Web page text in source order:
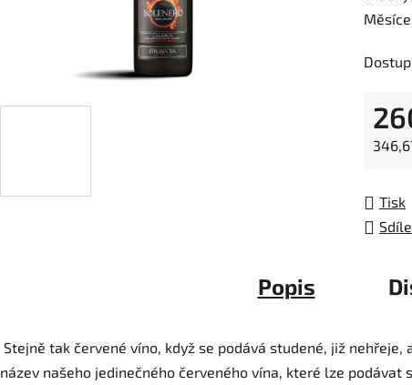
0,0
5
Tisk
Popis
Stejně tak červené víno, když se podává studené, již
název našeho jedinečného červeného vína, které lze podávat